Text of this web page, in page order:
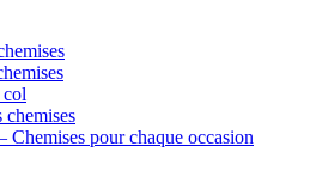
col
chemises
Chemises pour chaque occasion